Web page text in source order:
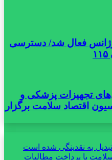
فعال شد/ دسترسی
تجهیزات پزشکی و
اقتصاد سلامت برگزار